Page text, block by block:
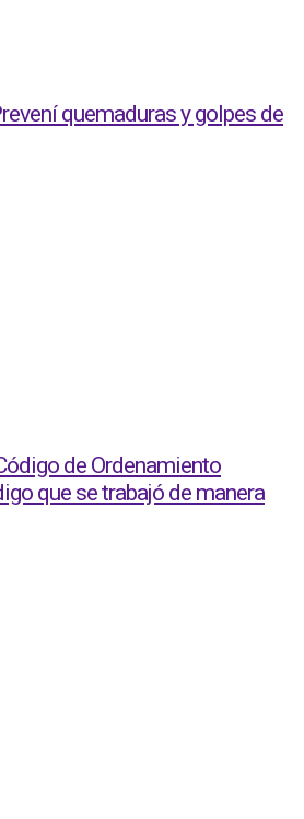
quemaduras y golpes de
de Ordenamiento
que se trabajó de manera